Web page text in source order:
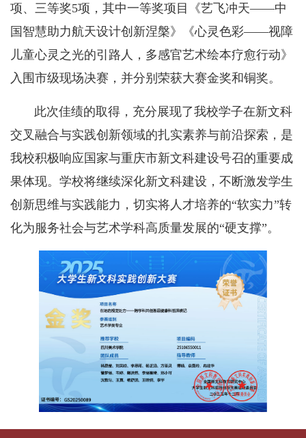
项、三等奖5项，其中一等奖项目《艺飞冲天——中
国智慧助力航天设计创新涅槃》《心灵色彩——视障
儿童心灵之光的引路人，多感官艺术绘本疗愈行动》
入围市级现场决赛，并分别荣获大赛金奖和铜奖。
此次佳绩的取得，充分展现了我校学子在新文科
交叉融合与实践创新领域的扎实素养与前沿探索，是
我校积极响应国家与重庆市新文科建设号召的重要成
果体现。学校将继续深化新文科建设，不断激发学生
创新思维与实践能力，切实将人才培养的“软实力”转
化为服务社会与艺术学科高质量发展的“硬支撑”。